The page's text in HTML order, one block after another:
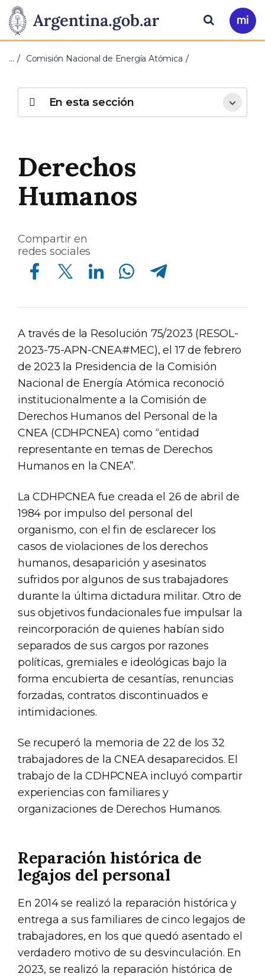
Presidencia
de
Nación
Pasar al contenido principal
Ir
a
Buscar
… Comisión Nacional de Energía Atómica
Derechos
Humanos
Compartir en
redes sociales
Compartir en Facebook Compartir en Twitter Compartir en Linkedin Compartir en Whatsapp Compartir en Telegram
A través de la Resolución 75/2023 (RESOL-
2023-75-APN-CNEA#MEC), el 17 de febrero
de 2023 la Presidencia de la Comisión
Nacional de Energía Atómica reconoció
institucionalmente a la Comisión de
Derechos Humanos del Personal de la
CNEA (CDHPCNEA) como “entidad
representante en temas de Derechos
Humanos en la CNEA”.
La CDHPCNEA fue creada el 26 de abril de
1984 por impulso del personal del
organismo, con el fin de esclarecer los
casos de violaciones de los derechos
humanos, desaparición y asesinatos
sufridos por algunos de sus trabajadores
durante la última dictadura militar. Otro de
sus objetivos fundacionales fue impulsar la
reincorporación de quienes habían sido
separados de sus cargos por razones
políticas, gremiales e ideológicas bajo la
forma encubierta de cesantías, renuncias
forzadas, contratos discontinuados e
intimidaciones.
Se recuperó la memoria de 22 de los 32
trabajadores de la CNEA desaparecidos. El
trabajo de la CDHPCNEA incluyó compartir
experiencias con familiares y
organizaciones de Derechos Humanos.
Reparación histórica de
legajos del personal
En 2014 se realizó la reparación histórica y
entrega a sus familiares de cinco legajos de
trabajadores, en los que quedó asentado el
verdadero motivo de su desvinculación. En
2023, se realizó la reparación histórica de
En esta sección